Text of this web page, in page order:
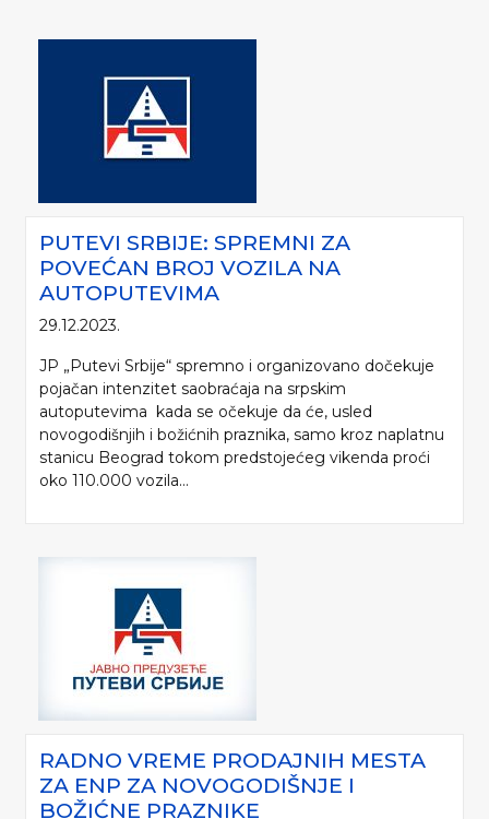
PUTEVI SRBIJE: SPREMNI ZA
POVEĆAN BROJ VOZILA NA
AUTOPUTEVIMA
29.12.2023.
JP „Putevi Srbije“ spremno i organizovano dočekuje
pojačan intenzitet saobraćaja na srpskim
autoputevima kada se očekuje da će, usled
novogodišnjih i božićnih praznika, samo kroz naplatnu
stanicu Beograd tokom predstojećeg vikenda proći
oko 110.000 vozila...
RADNO VREME PRODAJNIH MESTA
ZA ENP ZA NOVOGODIŠNJE I
BOŽIĆNE PRAZNIKE